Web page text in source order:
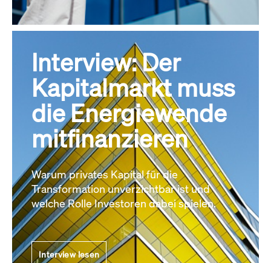
Interview: Der
Kapitalmarkt muss
die Energiewende
mitfinanzieren
Warum privates Kapital für die
Transformation unverzichtbar ist und
welche Rolle Investoren dabei spielen.
Interview lesen